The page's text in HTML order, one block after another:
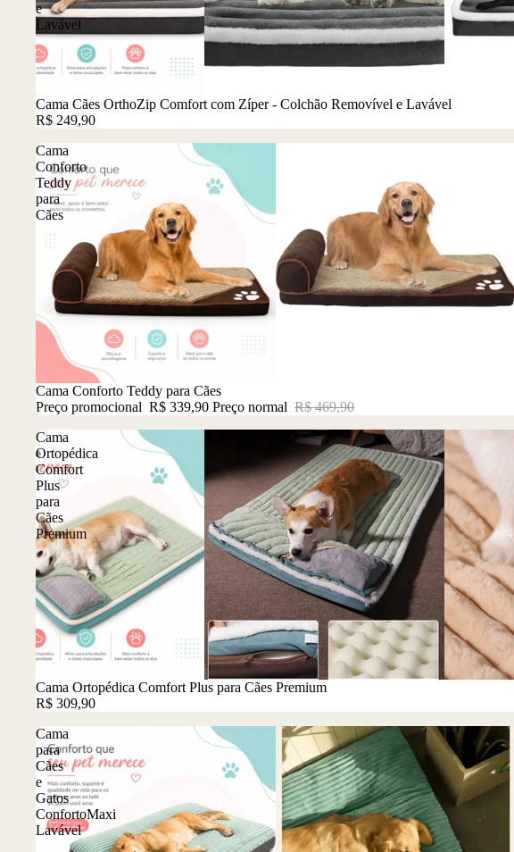
e
Lavável
Cama Cães OrthoZip Comfort com Zíper - Colchão Removível e Lavável
R$ 249,90
Cama
Conforto
Teddy
para
Cães
Promoção
Cama Conforto Teddy para Cães
Preço promocional R$ 339,90 Preço normal R$ 469,90
Cama
Ortopédica
Comfort
Plus
para
Cães
Premium
Cama Ortopédica Comfort Plus para Cães Premium
R$ 309,90
Cama
para
Cães
e
Gatos
ConfortoMaxi
Lavável